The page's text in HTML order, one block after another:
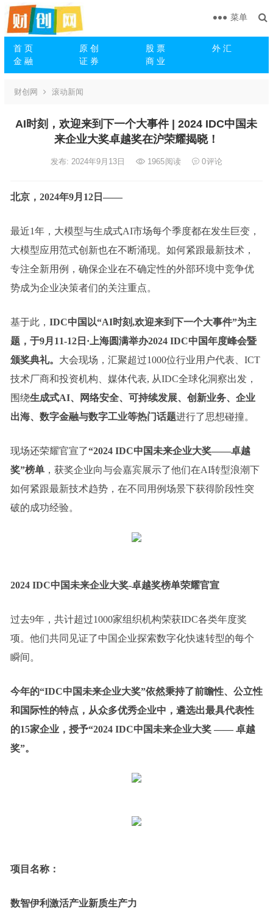
首 页 原 创 股 票
外 汇
金 融
证 券 商 业
菜单
财创网 滚动新闻
AI时刻，欢迎来到下一个大事件 | 2024 IDC中国未
来企业大奖卓越奖在沪荣耀揭晓！
发布: 2024年9月13日 1965阅读 0评论
北京，2024年9月12日——
最近1年，大模型与生成式AI市场每个季度都在发生巨变，
大模型应用范式创新也在不断涌现。如何紧跟最新技术，
专注全新用例，确保企业在不确定性的外部环境中竞争优
势成为企业决策者们的关注重点。
基于此， IDC中国以“AI时刻,欢迎来到下一个大事件”为主
题，于9月11-12日·上海圆满举办2024 IDC中国年度峰会暨
颁奖典礼。 大会现场，汇聚超过1000位行业用户代表、ICT
技术厂商和投资机构、媒体代表, 从IDC全球化洞察出发，
围绕生成式AI、网络安全、可持续发展、创新业务、企业
出海、数字金融与数字工业等热门话题进行了思想碰撞。
现场还荣耀官宣了“2024 IDC中国未来企业大奖——卓越
奖”榜单，获奖企业向与会嘉宾展示了他们在AI转型浪潮下
如何紧跟最新技术趋势，在不同用例场景下获得阶段性突
破的成功经验。
2024 IDC中国未来企业大奖-卓越奖榜单荣耀官宣
过去9年，共计超过1000家组织机构荣获IDC各类年度奖
项。他们共同见证了中国企业探索数字化快速转型的每个
瞬间。
今年的“IDC中国未来企业大奖”依然秉持了前瞻性、公立性
和国际性的特点，从众多优秀企业中，遴选出最具代表性
的15家企业，授予“2024 IDC中国未来企业大奖 —— 卓越
奖”。
项目名称：
数智伊利激活产业新质生产力